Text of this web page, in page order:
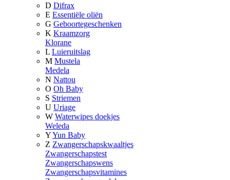
D Difrax
E Essentiële oliën
G Geboortegeschenken
K Kraamzorg
Klorane
L Luieruitslag
M Mustela
Medela
N Nattou
O Oh Baby
S Striemen
U Uriage
W Waterwipes doekjes
Weleda
YYun Baby
Z Zwangerschapskwaaltjes
Zwangerschapstest
Zwangerschapswens
Zwangerschapsvitamines